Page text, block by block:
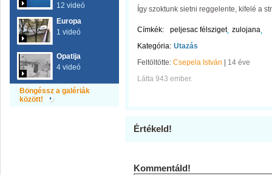
12 videó
Europa
1 videó
Opatija
4 videó
Böngéssz a galériák
között!
Így szoktunk sietni reggelente, kifelé a
Címkék: peljesac félsziget zulojana
Kategória: Utazás
Feltöltötte: Csepela István
14 éve
Látta 943 ember.
Értékeld!
Kommentáld!